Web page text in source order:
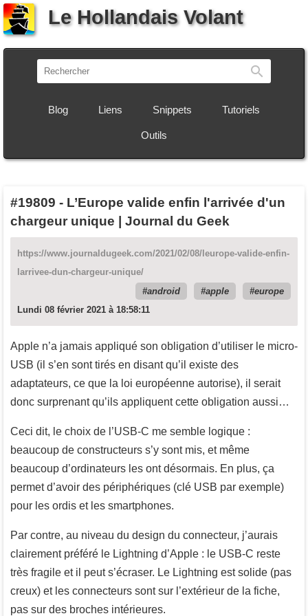
Le Hollandais Volant
Blog Liens Snippets Tutoriels
Outils
#19809 - L’Europe valide enfin l'arrivée d'un
chargeur unique | Journal du Geek
https://www.journaldugeek.com/2021/02/08/leurope-valide-enfin-
larrivee-dun-chargeur-unique/
android
apple
europe
Lundi 08 février 2021 à 18:58:11
Apple n’a jamais appliqué son obligation d’utiliser le micro-
USB (il s’en sont tirés en disant qu’il existe des
adaptateurs, ce que la loi européenne autorise), il serait
donc surprenant qu’ils appliquent cette obligation aussi…
Ceci dit, le choix de l’USB-C me semble logique :
beaucoup de constructeurs s’y sont mis, et même
beaucoup d’ordinateurs les ont désormais. En plus, ça
permet d’avoir des périphériques (clé USB par exemple)
pour les ordis et les smartphones.
Par contre, au niveau du design du connecteur, j’aurais
clairement préféré le Lightning d’Apple : le USB-C reste
très fragile et il peut s’écraser. Le Lightning est solide (pas
creux) et les connecteurs sont sur l’extérieur de la fiche,
pas sur des broches intérieures.